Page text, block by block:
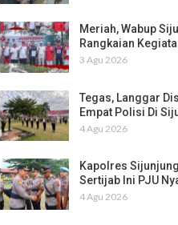
Meriah, Wabup
Rangkaian
3 Agu 2026
Tegas, Langgar
Empat Polisi Di
4 Agu 2026
Kapolres
Sertijab Ini PJU
4 Agu 2026